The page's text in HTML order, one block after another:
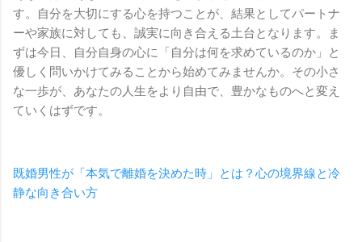
す。自分を大切にする心を持つことが、結果としてパートナ
ーや家族に対しても、誠実に向き合える土台となります。ま
ずは今日、自分自身の心に「自分は何を求めているのか」と
優しく問いかけてみることから始めてみませんか。その小さ
な一歩が、あなたの人生をより自由で、豊かなものへと変え
ていくはずです。
既婚男性が「本気で離婚を決めた時」とは？心の境界線と冷
静な向き合い方